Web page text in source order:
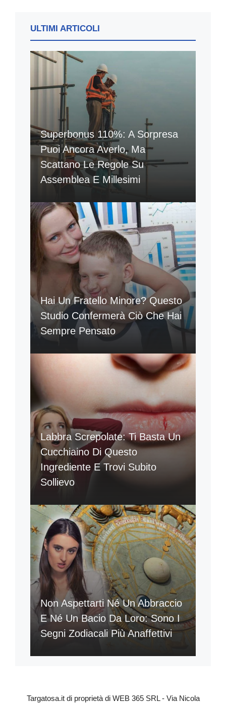
ULTIMI ARTICOLI
Superbonus 110%: A Sorpresa
Puoi Ancora Averlo, Ma
Scattano Le Regole Su
Assemblea E Millesimi
Hai Un Fratello Minore? Questo
Studio Confermerà Ciò Che Hai
Sempre Pensato
Labbra Screpolate: Ti Basta Un
Cucchiaino Di Questo
Ingrediente E Trovi Subito
Sollievo
Non Aspettarti Né Un Abbraccio
E Né Un Bacio Da Loro: Sono I
Segni Zodiacali Più Anaffettivi
Targatosa.it di proprietà di WEB 365 SRL - Via Nicola